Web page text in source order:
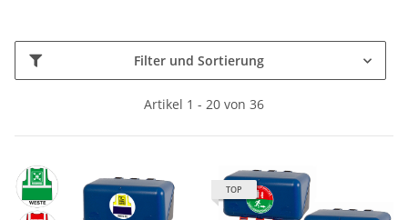
Filter und Sortierung
Artikel 1 - 20 von 36
TOP